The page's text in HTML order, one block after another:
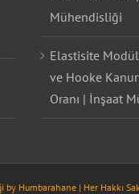
Hooke Kanunu |
Elastisite
ve Hooke